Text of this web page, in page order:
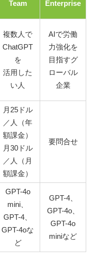
Team
Enterprise
複数人で
ChatGPT
を
活用した
い人
AIで労働
力強化を
目指すグ
ローバル
企業
月25ドル
／人（年
額課金）
月30ドル
／人（月
額課金）
要問合せ
GPT-4o
mini、
GPT-4、
GPT-4oな
ど
GPT-4、
GPT-4o、
GPT-4o
miniなど